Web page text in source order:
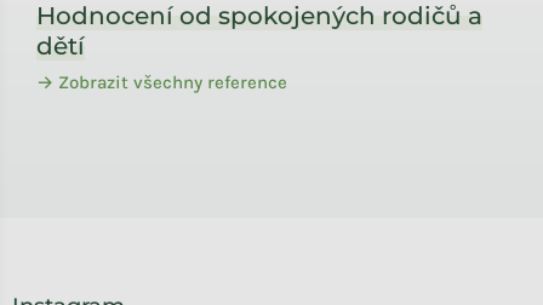
Hodnocení od spokojených rodičů a
dětí
→ Zobrazit všechny reference